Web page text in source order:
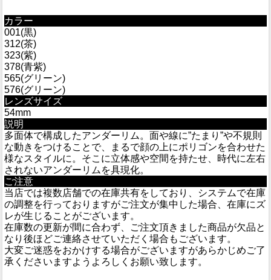
カラー
001(黒)
312(茶)
323(紫)
378(青紫)
565(グリーン)
576(グリーン)
レンズサイズ
54mm
説明
多面体で構成したアンダーリム。面や線に”たまり”や不規則
な動きをつけることで、まるで顔の上にポリゴンを合わせた
様なスタイルに。そこに立体感や空間を持たせ、時代に左右
されないアンダーリムを具現化。
ご注意
当店では複数店舗での在庫共有をしており、システムで在庫
の調整を行っておりますがご注文が集中した場合、在庫にズ
レが生じることがございます。
在庫数の更新が間に合わず、ご注文頂きました商品が欠品と
なり後ほどご連絡させていただく場合もございます。
大変ご迷惑をおかけする場合がございますがあらかじめご了
承くださいますようよろしくお願い致します。